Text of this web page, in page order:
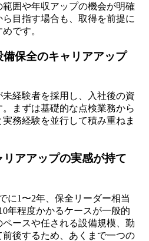
囲や年収アップの機会が明確
目指す場合も、取得を前提に
です。
保全のキャリアアップ
経験者を採用し、入社後の資
まずは基礎的な点検業務から
務経験を並行して積み重ねま
アアップの実感が持て
に1〜2年、保全リーダー相当
年程度かかるケースが一般的
ースや任される設備規模、勤
後するため、あくまで一つの